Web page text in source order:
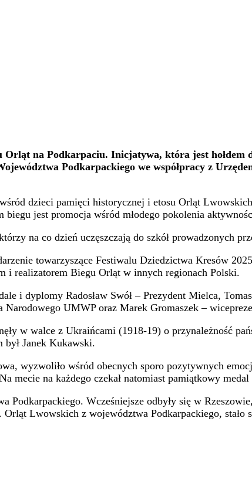
Orląt na Podkarpaciu. Inicjatywa, która jest hołdem
Podkarpackiego we współpracy z
dzieci pamięci historycznej i etosu Orląt
jest promocja wśród młodego pokolenia
na co dzień uczęszczają do szkół prowadzonych
towarzyszące Festiwalu Dziedzictwa Kresów
i realizatorem Biegu Orląt w innych regionach Polski.
i dyplomy Radosław Swół – Prezydent Mielca,
UMWP oraz Marek Gromaszek –
w walce z Ukraińcami (1918-19) o przynależność
był Janek Kukawski.
wyzwoliło wśród obecnych sporo pozytywnych
mecie na każdego czekał natomiast pamiątkowy
Wcześniejsze odbyły się w
Lwowskich z województwa Podkarpackiego, stało